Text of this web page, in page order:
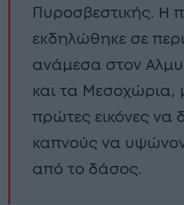
Πυροσβεστικής. Η
εκδηλώθηκε σε
ανάμεσα στον
και τα Μεσοχώρια,
πρώτες εικόνες να
καπνούς να
από το δάσος.